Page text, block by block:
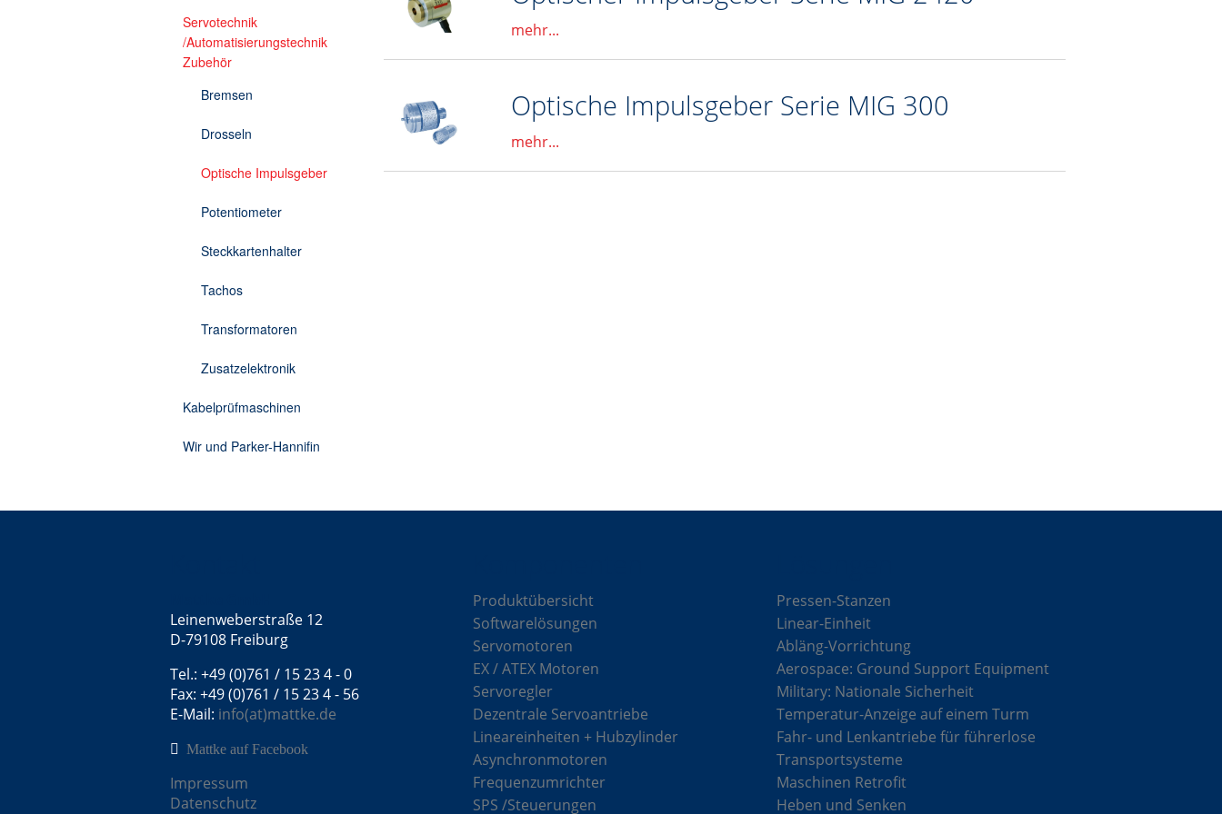
Kabelprüfmaschine Torsionstest
Servotechnik
/Automatisierungstechnik
Zubehör
Bremsen
Drosseln
Optische Impulsgeber
Potentiometer
Steckkartenhalter
Tachos
Transformatoren
Zusatzelektronik
Kabelprüfmaschinen
Wir und Parker-Hannifin
mehr...
Optische Impulsgeber Serie MIG 300
mehr...
Leinenweberstraße 12
D-79108 Freiburg
Tel.: +49 (0)761 / 15 23 4 - 0
Fax: +49 (0)761 / 15 23 4 - 56
E-Mail: info(at)mattke.de
Mattke auf Facebook
Impressum
Datenschutz
Produktübersicht
Softwarelösungen
Servomotoren
EX / ATEX Motoren
Servoregler
Dezentrale Servoantriebe
Lineareinheiten + Hubzylinder
Asynchronmotoren
Frequenzumrichter
SPS /Steuerungen
Pressen-Stanzen
Linear-Einheit
Abläng-Vorrichtung
Aerospace: Ground Support Equipment
Military: Nationale Sicherheit
Temperatur-Anzeige auf einem Turm
Fahr- und Lenkantriebe für führerlose
Transportsysteme
Maschinen Retrofit
Heben und Senken